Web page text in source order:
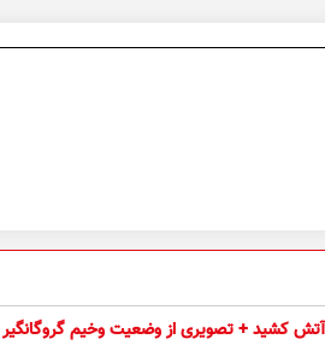
آتش کشید + تصویری از وضعیت وخیم گروگانگیر